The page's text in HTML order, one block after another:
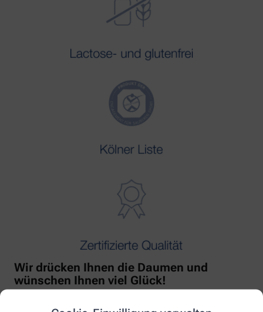
Wir drücken Ihnen die Daumen und
wünschen Ihnen viel Glück!